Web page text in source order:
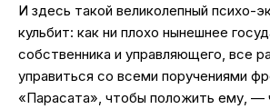
И здесь такой великолепный психо-
кульбит: как ни плохо нынешнее
собственника и управляющего, все
управиться со всеми поручениями
«Парасата», чтобы положить ему, —